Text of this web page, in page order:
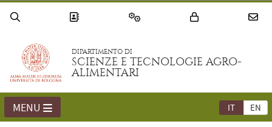
DIPARTIMENTO DI
SCIENZE E TECNOLOGIE AGRO-
ALIMENTARI
IT EN
MENU